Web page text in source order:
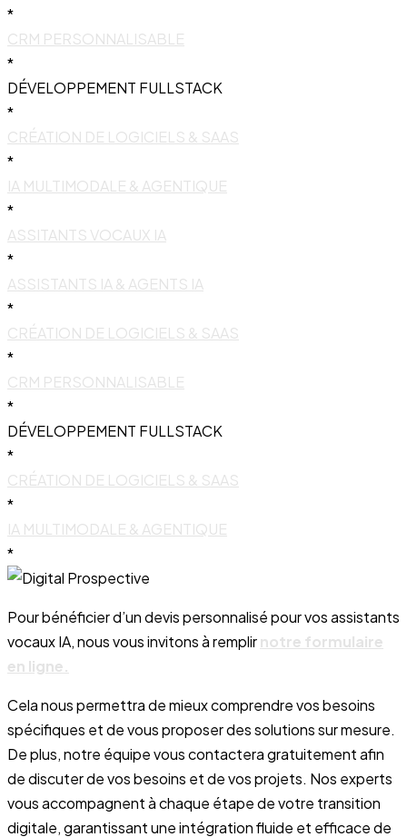
*
CRM PERSONNALISABLE
*
DÉVELOPPEMENT FULLSTACK
*
CRÉATION DE LOGICIELS & SAAS
*
IA MULTIMODALE & AGENTIQUE
*
ASSITANTS VOCAUX IA
*
ASSISTANTS IA & AGENTS IA
*
CRÉATION DE LOGICIELS & SAAS
*
CRM PERSONNALISABLE
*
DÉVELOPPEMENT FULLSTACK
*
CRÉATION DE LOGICIELS & SAAS
*
IA MULTIMODALE & AGENTIQUE
*
Pour bénéficier d’un devis personnalisé pour vos assistants
vocaux IA, nous vous invitons à remplirnotre formulaire
en ligne.
Cela nous permettra de mieux comprendre vos besoins
spécifiques et de vous proposer des solutions sur mesure.
De plus, notre équipe vous contactera gratuitement afin
de discuter de vos besoins et de vos projets. Nos experts
vous accompagnent à chaque étape de votre transition
digitale, garantissant une intégration fluide et efficace de